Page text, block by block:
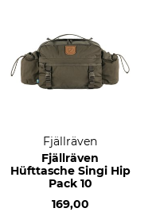
Fjällräven
Fjällräven
Hüfttasche Singi Hip
Pack 10
169,00